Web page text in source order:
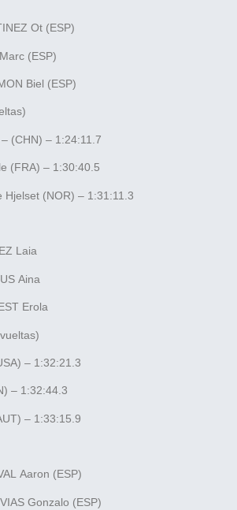
Ot (ESP)
(ESP)
Biel (ESP)
(CHN) – 1:24:11.7
(FRA) – 1:30:40.5
Hjelset (NOR) – 1:31:11.3
Laia
Aina
Erola
– 1:32:21.3
– 1:32:44.3
– 1:33:15.9
Aaron (ESP)
Gonzalo (ESP)